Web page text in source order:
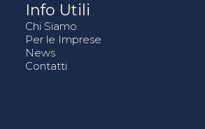
Info Utili
Chi Siamo
Per le Imprese
News
Contatti